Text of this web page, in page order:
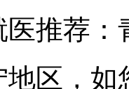
医推荐：
地区，如